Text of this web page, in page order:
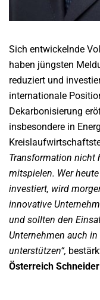
Sich entwickelnde
haben jüngsten
reduziert und
internationale
Dekarbonisierung
insbesondere in
Transformation nicht
mitspielen. Wer
investiert, wird
innovative
und sollten den
Unternehmen auch
unterstützen“,
Österreich